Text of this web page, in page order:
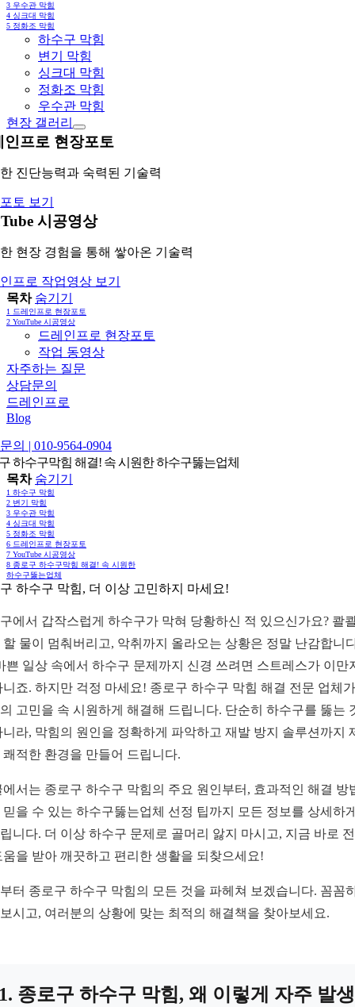
3 우수관 막힘
4 싱크대 막힘
5 정화조 막힘
하수구 막힘
변기 막힘
싱크대 막힘
정화조 막힘
우수관 막힘
현장 갤러리
인프로 현장포토
진단능력과 숙력된 기술력
토 보기
시공영상
현장 경험을 통해 쌓아온 기술력
프로 작업영상 보기
목차 숨기기
1 드레인프로 현장포토
2 YouTube 시공영상
드레인프로 현장포토
작업 동영상
자주하는 질문
상담문의
드레인프로
Blog
의 | 010-9564-0904
하수구막힘 해결! 속 시원한 하수구뚫는업체
목차 숨기기
1 하수구 막힘
2 변기 막힘
3 우수관 막힘
4 싱크대 막힘
5 정화조 막힘
6 드레인프로 현장포토
7 YouTube 시공영상
8 종로구 하수구막힘 해결! 속 시원한
하수구뚫는업체
하수구 막힘, 더 이상 고민하지 마세요!
에서 갑작스럽게 하수구가 막혀 당황하신 적 있으신가요? 콸
할 물이 멈춰버리고, 악취까지 올라오는 상황은 정말 난감합니
쁜 일상 속에서 하수구 문제까지 신경 쓰려면 스트레스가 이만
니죠. 하지만 걱정 마세요! 종로구 하수구 막힘 해결 전문 업체
고민을 속 시원하게 해결해 드립니다. 단순히 하수구를 뚫는
니라, 막힘의 원인을 정확하게 파악하고 재발 방지 솔루션까지
쾌적한 환경을 만들어 드립니다.
에서는 종로구 하수구 막힘의 주요 원인부터, 효과적인 해결 방
믿을 수 있는 하수구뚫는업체 선정 팁까지 모든 정보를 상세하
니다. 더 이상 하수구 문제로 골머리 앓지 마시고, 지금 바로
움을 받아 깨끗하고 편리한 생활을 되찾으세요!
터 종로구 하수구 막힘의 모든 것을 파헤쳐 보겠습니다. 꼼꼼
시고, 여러분의 상황에 맞는 최적의 해결책을 찾아보세요.
종로구 하수구 막힘, 왜 이렇게 자주 발생